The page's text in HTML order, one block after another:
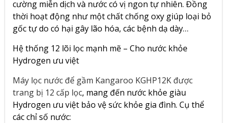
cường miễn dịch và nước có vị ngon tự nhiên. Đồng
thời hoạt động như một chất chống oxy giúp loại bỏ
gốc tự do có hại gây lão hóa, các bệnh dạ dày…
Hệ thống 12 lõi lọc mạnh mẽ – Cho nước khỏe
Hydrogen ưu việt
Máy lọc nước để gầm Kangaroo KGHP12K được
trang bị 12 cấp lọc, mang đến nước khỏe giàu
Hydrogen ưu việt bảo vệ sức khỏe gia đình. Cụ thể
các chỉ số nước: